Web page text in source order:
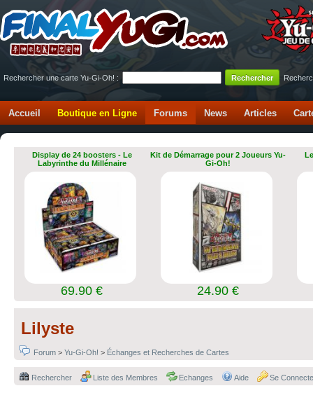
Rechercher une carte Yu-Gi-Oh! :
Accueil Boutique en Ligne Forums News Articles
Display de 24 boosters - Le
Labyrinthe du Millénaire
69.90 €
Kit de Démarrage pour 2 Joueurs Yu-
Gi-Oh!
24.90 €
Lilyste
Forum > Yu-Gi-Oh! > Échanges et Recherches de Cartes
Rechercher Liste des Membres Echanges Aide Se